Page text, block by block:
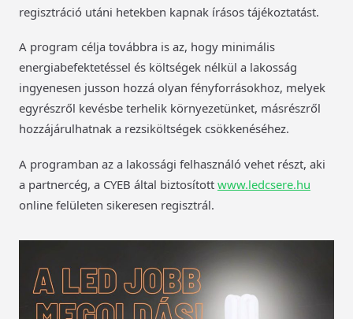
regisztráció utáni hetekben kapnak írásos tájékoztatást.
A program célja továbbra is az, hogy minimális
energiabefektetéssel és költségek nélkül a lakosság
ingyenesen jusson hozzá olyan fényforrásokhoz, melyek
egyrészről kevésbe terhelik környezetünket, másrészről
hozzájárulhatnak a rezsiköltségek csökkenéséhez.
A programban az a lakossági felhasználó vehet részt, aki
a partnercég, a CYEB által biztosított www.ledcsere.hu
online felületen sikeresen regisztrál.